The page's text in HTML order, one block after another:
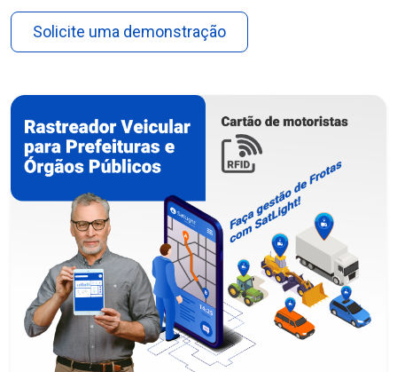
Solicite uma demonstração